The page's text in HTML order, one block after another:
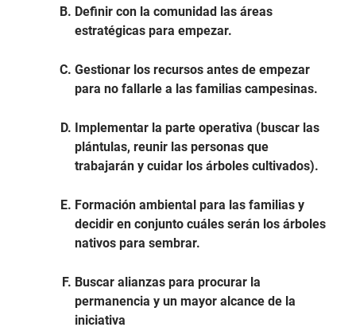
Definir con la comunidad las áreas
estratégicas para empezar.
Gestionar los recursos antes de empezar
para no fallarle a las familias campesinas.
Implementar la parte operativa (buscar las
plántulas, reunir las personas que
trabajarán y cuidar los árboles cultivados).
Formación ambiental para las familias y
decidir en conjunto cuáles serán los árboles
nativos para sembrar.
Buscar alianzas para procurar la
permanencia y un mayor alcance de la
iniciativa